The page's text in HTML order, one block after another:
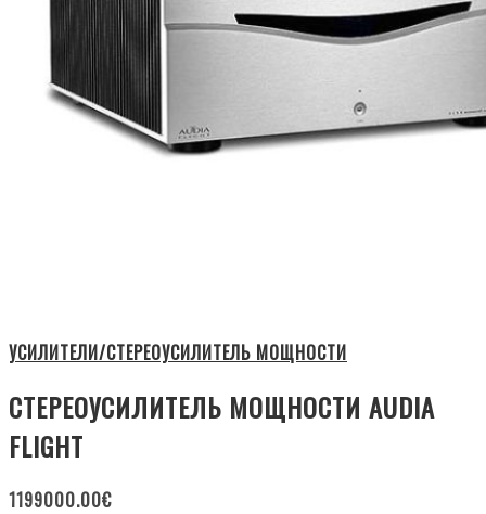
УСИЛИТЕЛИ/СТЕРЕОУСИЛИТЕЛЬ МОЩНОСТИ
СТЕРЕОУСИЛИТЕЛЬ МОЩНОСТИ AUDIA
FLIGHT
1199000.00€